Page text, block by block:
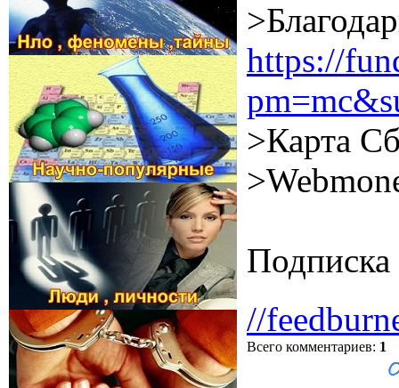
https://
>Карта
Подписка
//
Всего комментариев: 1